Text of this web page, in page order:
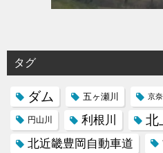
タグ
ダム 五ヶ瀬川 京
円山川 利根川 北
北近畿豊岡自動車道